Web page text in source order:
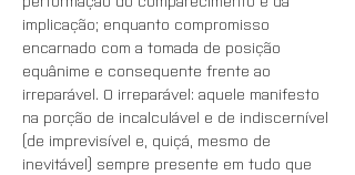
implicação; enquanto compromisso
encarnado com a tomada de posição
equânime e consequente frente ao
irreparável. O irreparável: aquele manifesto
na porção de incalculável e de indiscernível
(de imprevisível e, quiçá, mesmo de
inevitável) sempre presente em tudo que